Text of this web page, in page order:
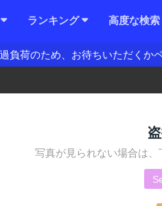
ランキング 高度な検索
負荷のため、お待ちいただくか
写真が見られない場合は